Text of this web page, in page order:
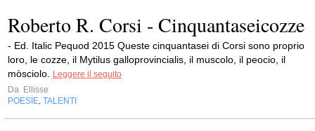
Roberto R. Corsi - Cinquantaseicozze
- Ed. Italic Pequod 2015 Queste cinquantasei di Corsi sono proprio
loro, le cozze, il Mytilus galloprovincialis, il muscolo, il peocio, il
mòsciolo.
Leggere il seguito
Da Ellisse
POESIE TALENTI